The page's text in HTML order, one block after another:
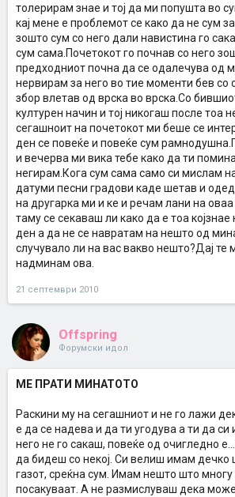
толерирам знае и тој да ми попушта во
кај мене е проблемот се како да не сум
зошто сум со него дали навистина го
сум сама.Почетокот го почнав со него
предходниот почна да се одалечува од
нервирам за него во тие моменти бев со
збор влетав од врска во врска.Со
културен начин и тој никогаш после тоа
сегашноит на почетокот ми беше се
ден се повеќе и повеќе сум
и вечерва ми вика тебе како да ти
негирам.Кога сум сама само си мислам
датуми песни градови каде шетав и
на другарка ми и ке и речам лани на
таму се секаваш ли како да е тоа
ден а да не се навратам на нешто од
случувало ли на вас вакво нешто?Дај те
надминам ова.
21 септември 2010
Offspring
Форумски идол
МЕ ПРАТИ МИНАТОТО
Раскини му на сегашниот и не го лажи
е да се надева и да ти угодува а ти да си
него не го сакаш, повеќе од очигледно
да бидеш со некој. Си велиш имам дечко
газот, среќна сум. Имам нешто што многу
посакуваат. А не размислуваш дека